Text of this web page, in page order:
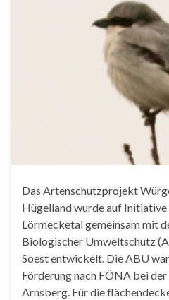
Das Artenschutzprojekt
Hügelland wurde auf
Lörmecketal gemeinsam mit
Biologischer Umweltschutz
Soest entwickelt. Die ABU
Förderung nach FÖNA bei
Arnsberg. Für die